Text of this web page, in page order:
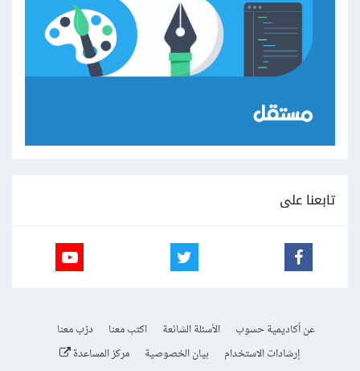
تابعنا على
عن أكاديمية حسوب الأسئلة الشائعة اكتب معنا
درّب معنا
إرشادات الاستخدام
بيان الخصوصية مركز المساعدة